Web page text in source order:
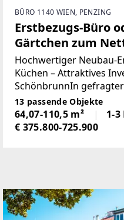
BÜRO 1140 WIEN, PENZING
Erstbezugs-Büro
Gärtchen zum
hochwertige
Hochwertiger Neubau-
Küchen – Attraktives
SchönbrunnIn
Gemeindebezirks
Neubau-Wohnprojekt
Investmentmöglichkeit
13 passende Objekte
64,07-110,5 m²
1-
€ 375.800-725.900